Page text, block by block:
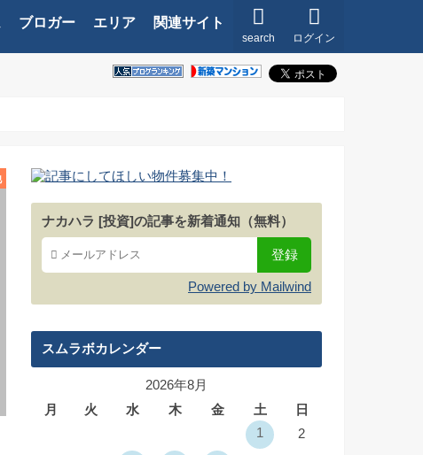
ログイン
search
ブロガー エリア 関連サイト
ナカハラ [投資]の記事を新着通知（無料）
Powered by Mailwind
スムラボカレンダー
2026年8月
月
火 水 木 金 土
日
1
2